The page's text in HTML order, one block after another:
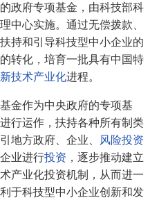
政府专项基金，由科技部科
中心实施。通过无偿拨款、
持和引导科技型中小企业的
转化，培育一批具有中国特
技术产业化进程。
作为中央政府的专项基
行运作，扶持各种所有制类
地方政府、企业、
风险投资
业进行投资 ，逐步推动建立
产业化投资机制，从而进一
于科技型中小企业创新和发